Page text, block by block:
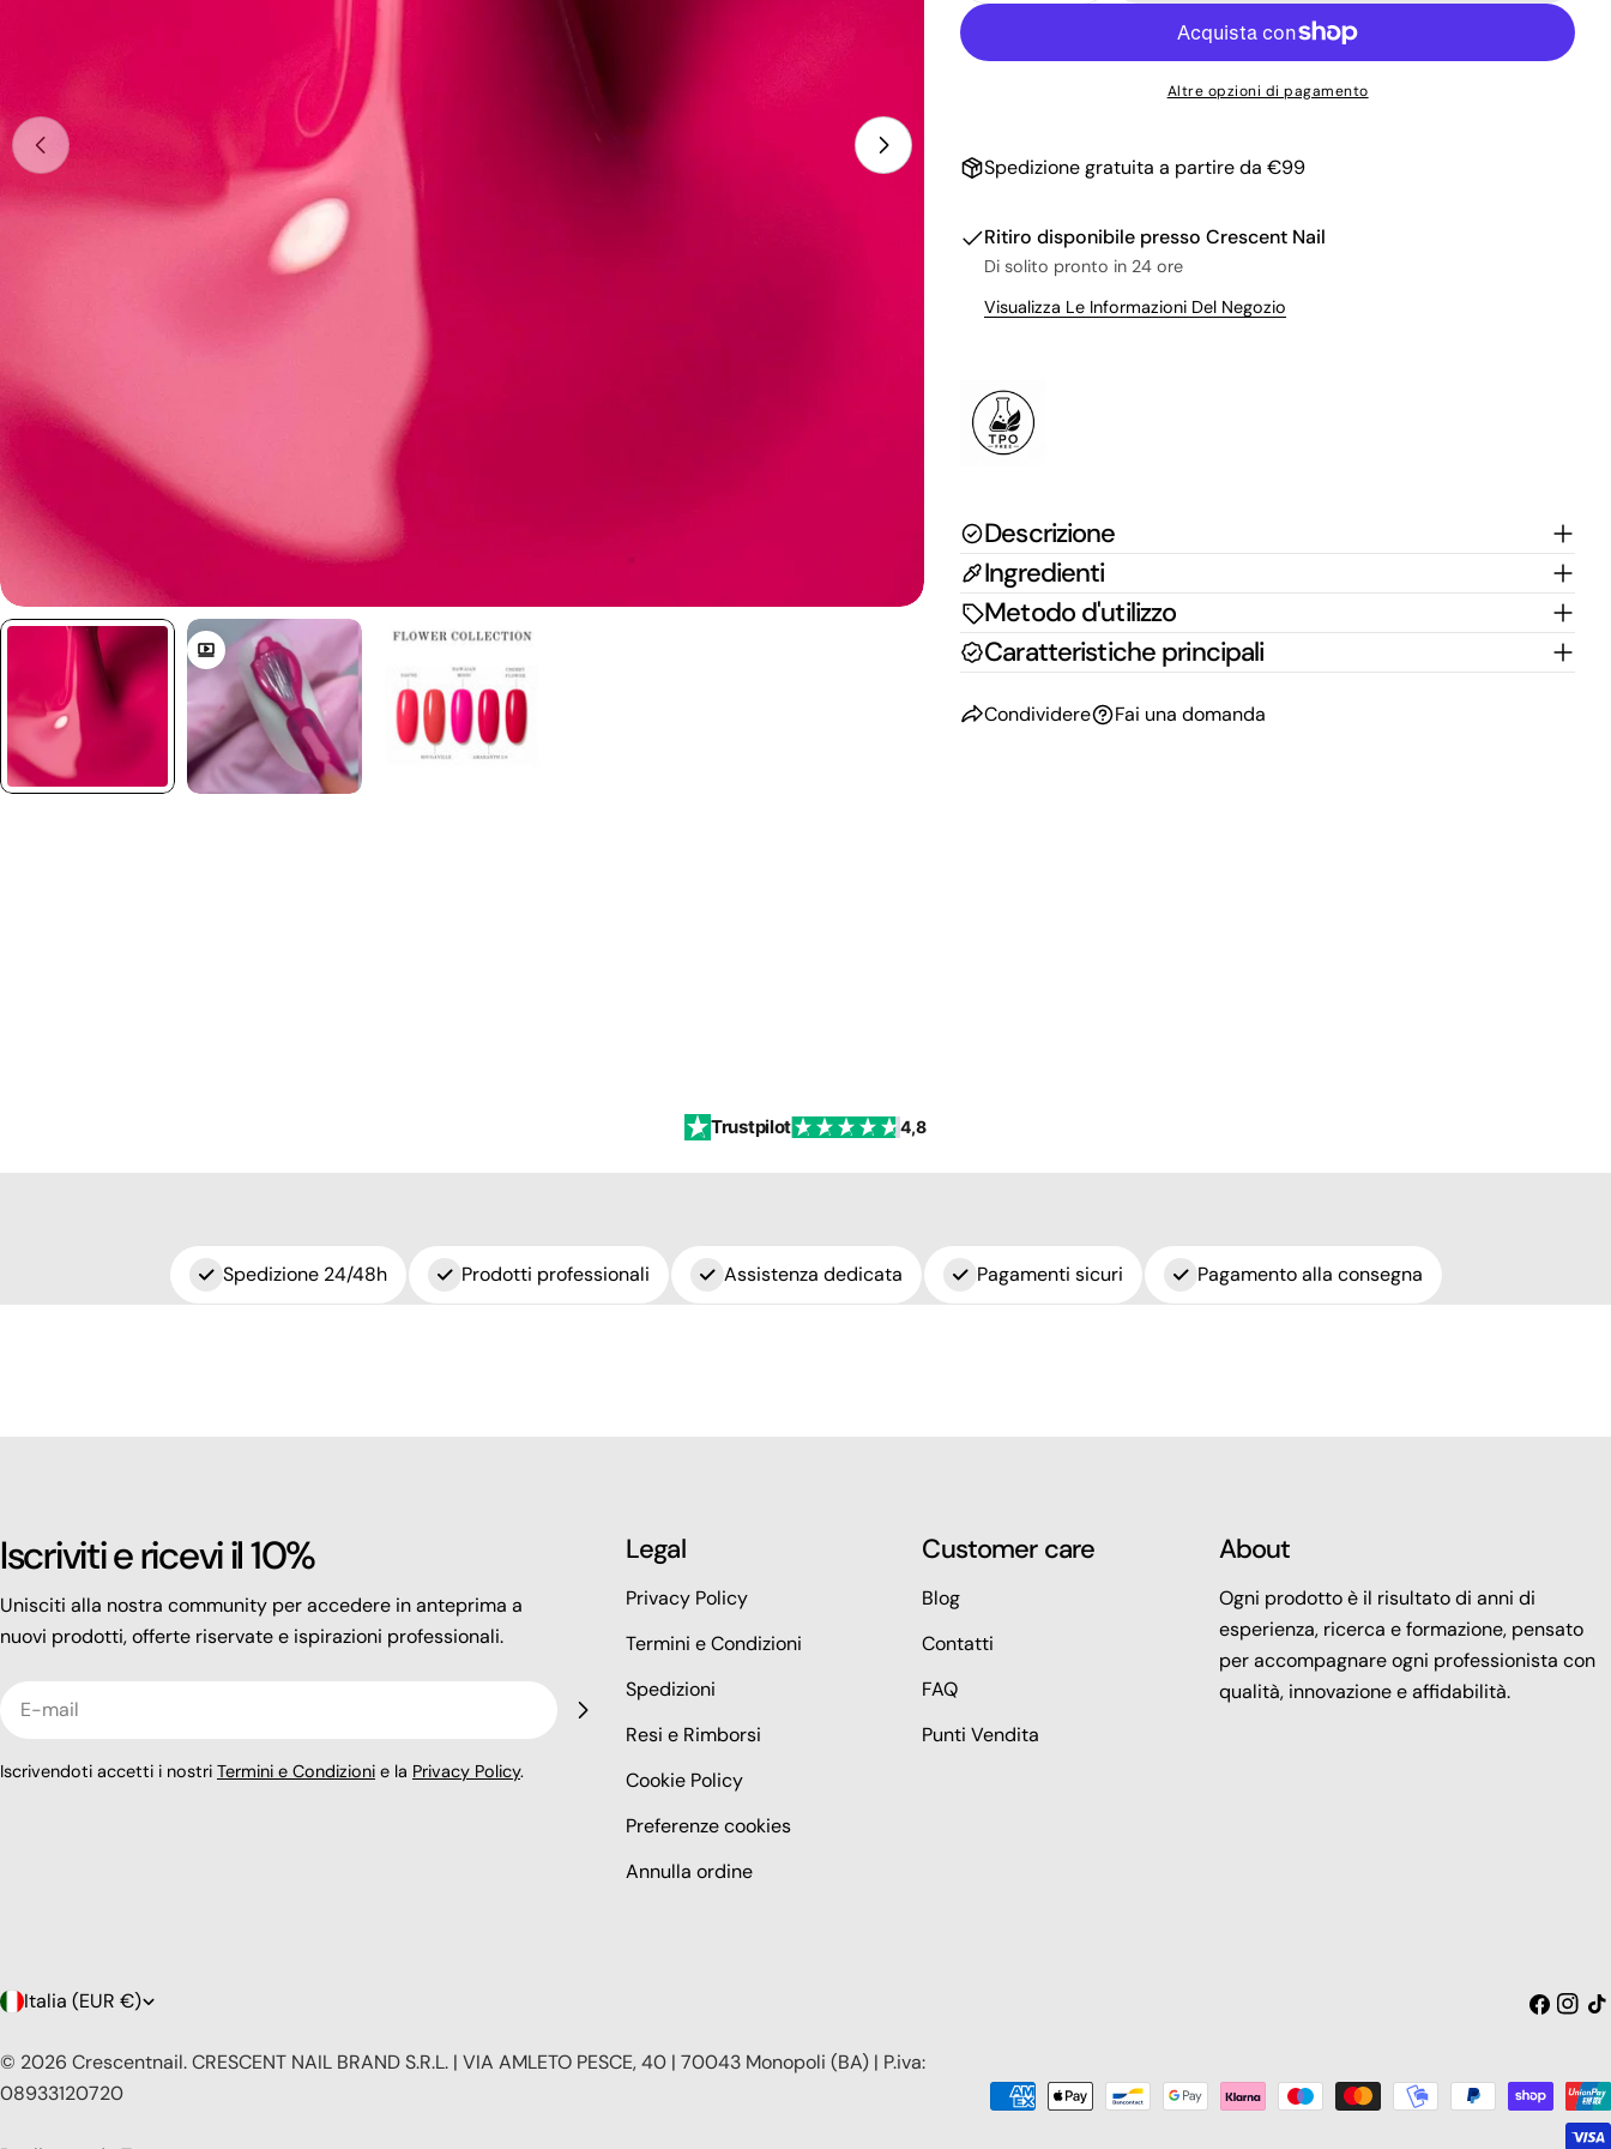
supporto 0 in modalità modale
Altre opzioni di pagamento
Spedizione gratuita a partire da €99
Ritiro disponibile pressoCrescent Nail
Di solito pronto in 24 ore
Visualizza Le Informazioni Del Negozio
Descrizione
Ingredienti
Metodo d'utilizzo
Caratteristiche principali
Condividere
Condividere
su su su
Fai una domanda
Fai una domanda
tua
tuo
telefono
Il
tuo
messaggio
Trustpilot 4,8
Spedizione 24/48h Prodotti professionali Assistenza dedicata Pagamenti sicuri Pagamento alla consegna
Iscriviti e ricevi il 10%
Unisciti alla nostra community per accedere in anteprima a
nuovi prodotti, offerte riservate e ispirazioni professionali.
Iscrivendoti accetti i nostri Termini e Condizioni e la Privacy Policy.
Legal
Privacy Policy
Termini e Condizioni
Spedizioni
Resi e Rimborsi
Cookie Policy
Preferenze cookies
Annulla ordine
Customer care
Blog
Contatti
FAQ
Punti Vendita
About
Ogni prodotto è il risultato di anni di
esperienza, ricerca e formazione, pensato
per accompagnare ogni professionista con
qualità, innovazione e affidabilità.
P
a
e
Italia (EUR €) Facebook
Tic
© 2026 Crescentnail.CRESCENT NAIL BRAND S.R.L. | VIA AMLETO PESCE, 40 | 70043 Monopoli (BA) | P.iva:
08933120720
Modalità